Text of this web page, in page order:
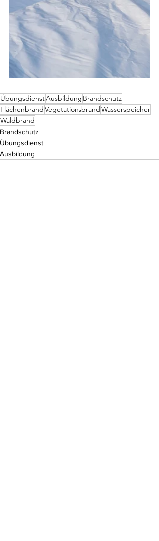
ÜbungsdienstAusbildung Brandschutz
FlächenbrandVegetationsbrandWasserspeicher
Waldbrand
Brandschutz
Übungsdienst
Ausbildung